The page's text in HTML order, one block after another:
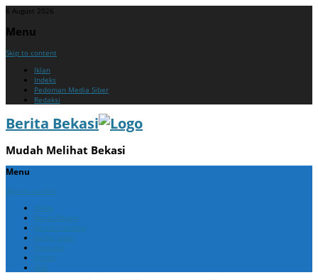
6 August 2026
Menu
Skip to content
Iklan
Indeks
Pedoman Media Siber
Redaksi
Berita Bekasi
Mudah Melihat Bekasi
Menu
Skip to content
Home
Berita Bekasi
Berita Cikarang
Berita Jabar
Nasional
Politik
ADV